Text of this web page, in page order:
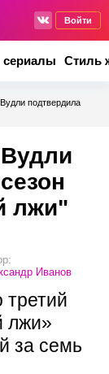
Войти
сериалы Стиль
подтвердила
лжи"
Иванов
лжи»
за семь